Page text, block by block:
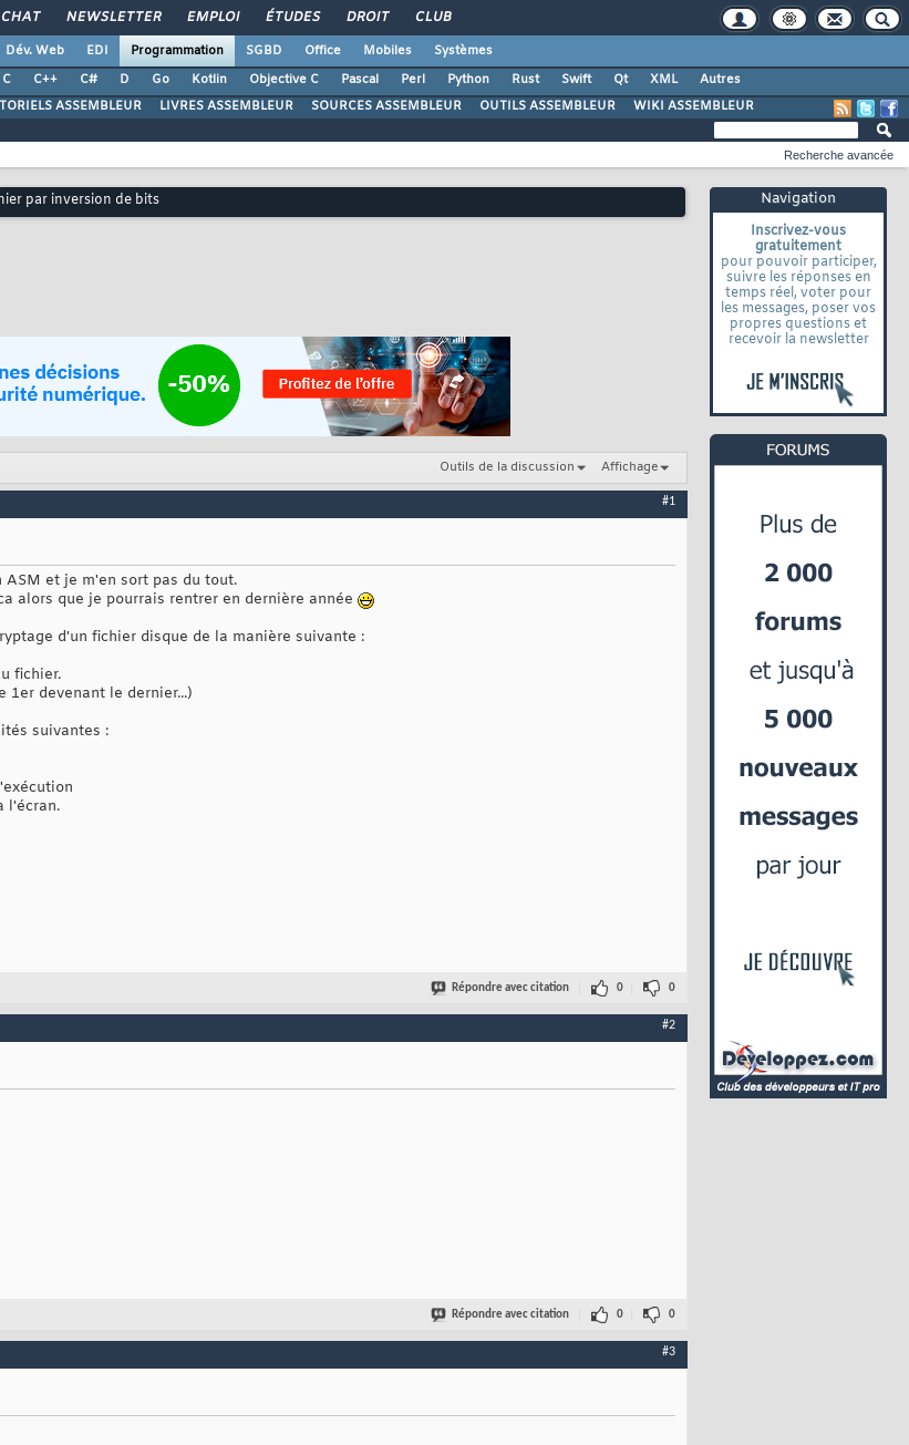
CHAT NEWSLETTER EMPLOI ÉTUDES DROIT CLUB
Dév. Web EDI Programmation SGBD Office Mobiles
Systèmes
C C++ C# D Go Kotlin Objective C Pascal Perl Python Rust Swift Qt XML
Autres
ASSEMBLEUR LIVRES ASSEMBLEUR SOURCES ASSEMBLEUR OUTILS ASSEMBLEUR WIKI ASSEMBLEUR
Navigation
Inscrivez-vous
gratuitement
pour pouvoir participer,
suivre les réponses en
temps réel, voter pour
les messages, poser vos
propres questions et
recevoir la newsletter
Recherche avancée
par inversion de bits
Outils de la discussion Affichage
#1
ASM et je m'en sort pas du tout.
alors que je pourrais rentrer en dernière année
d'un fichier disque de la manière suivante :
fichier.
1er devenant le dernier...)
suivantes :
l'écran.
Répondre avec citation 0 0
#2
Répondre avec citation 0 0
#3